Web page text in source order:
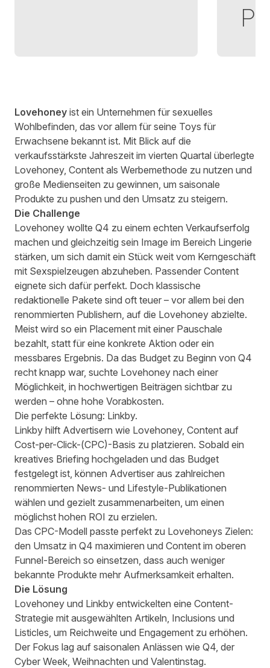
Lovehoney ist ein Unternehmen für sexuelles
Wohlbefinden, das vor allem für seine Toys für
Erwachsene bekannt ist. Mit Blick auf die
verkaufsstärkste Jahreszeit im vierten Quartal überlegte
Lovehoney, Content als Werbemethode zu nutzen und
große Medienseiten zu gewinnen, um saisonale
Produkte zu pushen und den Umsatz zu steigern.
Die Challenge
Lovehoney wollte Q4 zu einem echten Verkaufserfolg
machen und gleichzeitig sein Image im Bereich Lingerie
stärken, um sich damit ein Stück weit vom Kerngeschäft
mit Sexspielzeugen abzuheben. Passender Content
eignete sich dafür perfekt. Doch klassische
redaktionelle Pakete sind oft teuer – vor allem bei den
renommierten Publishern, auf die Lovehoney abzielte.
Meist wird so ein Placement mit einer Pauschale
bezahlt, statt für eine konkrete Aktion oder ein
messbares Ergebnis. Da das Budget zu Beginn von Q4
recht knapp war, suchte Lovehoney nach einer
Möglichkeit, in hochwertigen Beiträgen sichtbar zu
werden – ohne hohe Vorabkosten.
Die perfekte Lösung: Linkby.
Linkby hilft Advertisern wie Lovehoney, Content auf
Cost-per-Click-(CPC)-Basis zu platzieren. Sobald ein
kreatives Briefing hochgeladen und das Budget
festgelegt ist, können Advertiser aus zahlreichen
renommierten News- und Lifestyle-Publikationen
wählen und gezielt zusammenarbeiten, um einen
möglichst hohen ROI zu erzielen.
Das CPC-Modell passte perfekt zu Lovehoneys Zielen:
den Umsatz in Q4 maximieren und Content im oberen
Funnel-Bereich so einsetzen, dass auch weniger
bekannte Produkte mehr Aufmerksamkeit erhalten.
Die Lösung
Lovehoney und Linkby entwickelten eine Content-
Strategie mit ausgewählten Artikeln, Inclusions und
Listicles, um Reichweite und Engagement zu erhöhen.
Der Fokus lag auf saisonalen Anlässen wie Q4, der
Cyber Week, Weihnachten und Valentinstag.